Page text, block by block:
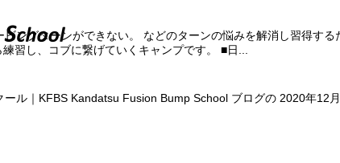
ングターンができない。 などのターンの悩みを解消し習得す
習し、コブに繋げていくキャンプです。 ■日...
ール｜KFBS Kandatsu Fusion Bump School ブログの 2020年12